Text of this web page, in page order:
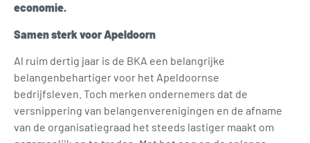
economie.
Samen sterk voor Apeldoorn
Al ruim dertig jaar is de BKA een belangrijke
belangenbehartiger voor het Apeldoornse
bedrijfsleven. Toch merken ondernemers dat de
versnippering van belangenverenigingen en de afname
van de organisatiegraad het steeds lastiger maakt om